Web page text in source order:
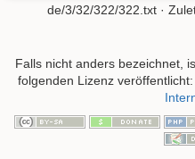
de/3/32/322/322.txt ·
Falls nicht anders bezeichnet,
folgenden Lizenz veröffentlicht: